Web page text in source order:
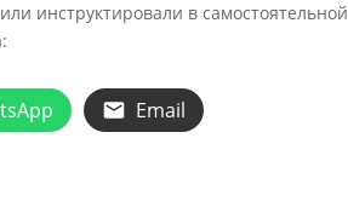
инструктировали в самостоятельной
Email